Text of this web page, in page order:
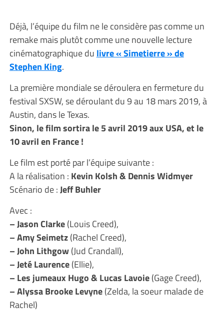
Déjà, l’équipe du film ne le considère pas comme un
remake mais plutôt comme une nouvelle lecture
cinématographique du livre « Simetierre » de
Stephen King.
La première mondiale se déroulera en fermeture du
festival SXSW, se déroulant du 9 au 18 mars 2019, à
Austin, dans le Texas.
Sinon, le film sortira le 5 avril 2019 aux USA, et le
10 avril en France !
Le film est porté par l’équipe suivante :
A la réalisation : Kevin Kolsh & Dennis Widmyer
Scénario de :Jeff Buhler
Avec :
– Jason Clarke(Louis Creed),
– Amy Seimetz(Rachel Creed),
– John Lithgow(Jud Crandall),
– Jeté Laurence(Ellie),
– Les jumeaux Hugo & Lucas Lavoie(Gage Creed),
– Alyssa Brooke Levyne(Zelda, la soeur malade de
Rachel)